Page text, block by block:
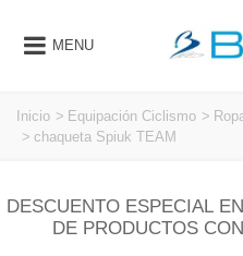
MENU
Inicio > Equipación Ciclismo >
> chaqueta Spiuk TEAM
DESCUENTO ESPECIAL
DE PRODUCTOS